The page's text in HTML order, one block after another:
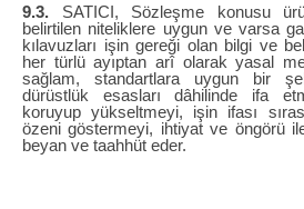
9.3. SATICI, Sözleşme konusu
belirtilen niteliklere uygun ve varsa
kılavuzları işin gereği olan bilgi ve
her türlü ayıptan arî olarak yasal
sağlam, standartlara uygun bir
dürüstlük esasları dâhilinde ifa
koruyup yükseltmeyi, işin ifası
özeni göstermeyi, ihtiyat ve öngörü
beyan ve taahhüt eder.